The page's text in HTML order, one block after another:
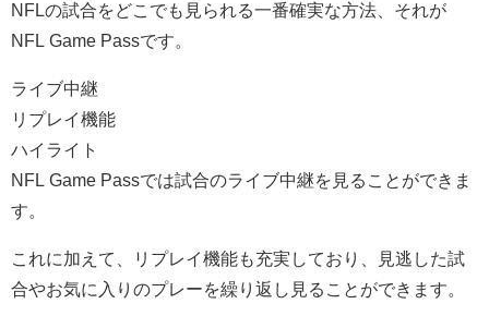
NFLの試合をどこでも見られる一番確実な方法、それが
NFL Game Passです。
ライブ中継
リプレイ機能
ハイライト
NFL Game Passでは試合のライブ中継を見ることができま
す。
これに加えて、リプレイ機能も充実しており、見逃した試
合やお気に入りのプレーを繰り返し見ることができます。